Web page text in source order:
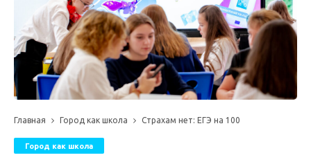
Главная Город как школа Страхам нет: ЕГЭ на 100
Город как школа